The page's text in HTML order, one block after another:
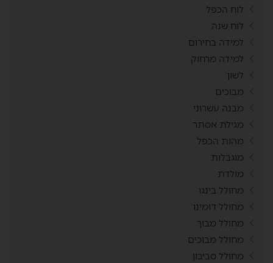
לוח הכפל
לוח שנה
למידה בחירום
למידה מרחוק
לשון
מבוכים
מבנה עשרוני
מגילת אסתר
מהות הכפל
מוגבלות
מולדת
מחולל בינגו
מחולל דומינו
מחולל מבוך
מחולל מבוכים
מחולל סביבון